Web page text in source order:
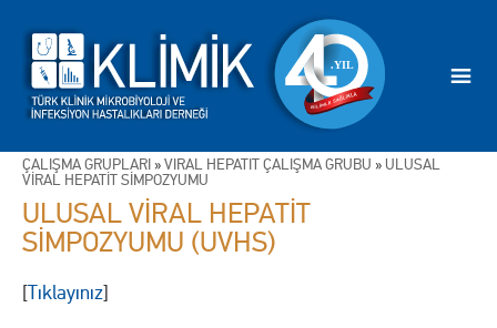
ÇALIŞMA GRUPLARI »VİRAL HEPATİT ÇALIŞMA GRUBU » ULUSAL
VİRAL HEPATİT SİMPOZYUMU
ULUSAL VİRAL HEPATİT
SİMPOZYUMU (UVHS)
[Tıklayınız]